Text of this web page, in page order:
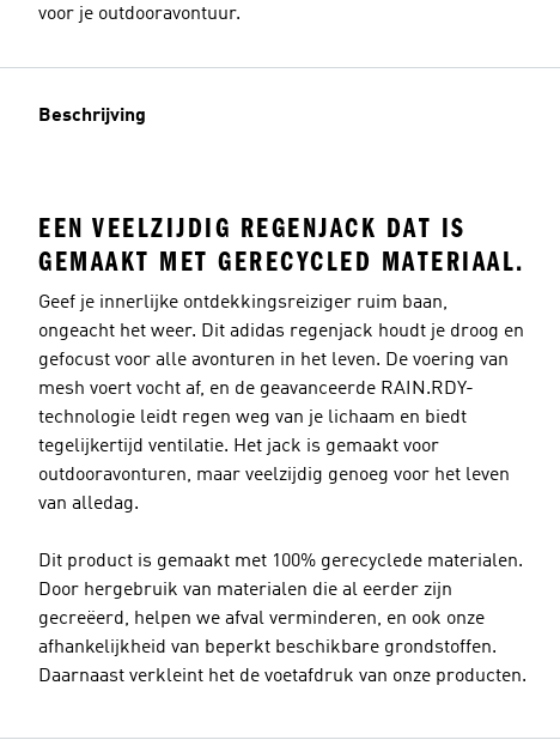
voor je outdooravontuur.
Beschrijving
EEN VEELZIJDIG REGENJACK DAT IS
GEMAAKT MET GERECYCLED MATERIAAL.
Geef je innerlijke ontdekkingsreiziger ruim baan,
ongeacht het weer. Dit adidas regenjack houdt je droog en
gefocust voor alle avonturen in het leven. De voering van
mesh voert vocht af, en de geavanceerde RAIN.RDY-
technologie leidt regen weg van je lichaam en biedt
tegelijkertijd ventilatie. Het jack is gemaakt voor
outdooravonturen, maar veelzijdig genoeg voor het leven
van alledag.
Dit product is gemaakt met 100% gerecyclede materialen.
Door hergebruik van materialen die al eerder zijn
gecreëerd, helpen we afval verminderen, en ook onze
afhankelijkheid van beperkt beschikbare grondstoffen.
Daarnaast verkleint het de voetafdruk van onze producten.